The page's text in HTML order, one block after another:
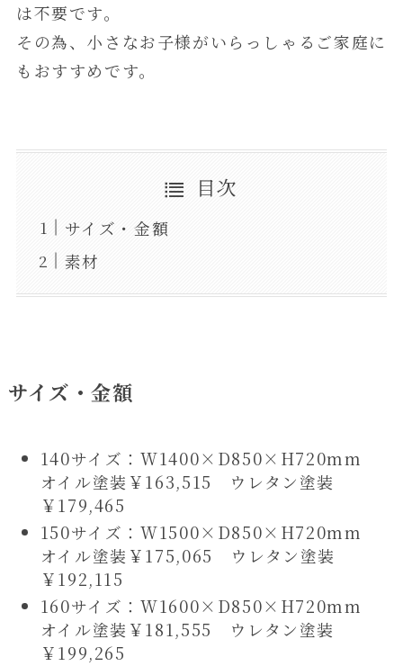
は不要です。
その為、小さなお子様がいらっしゃるご家庭に
もおすすめです。
目次
サイズ・金額
素材
サイズ・金額
140サイズ：W1400×D850×H720mm
オイル塗装￥163,515 ウレタン塗装
￥179,465
150サイズ：W1500×D850×H720mm
オイル塗装￥175,065 ウレタン塗装
￥192,115
160サイズ：W1600×D850×H720mm
オイル塗装￥181,555 ウレタン塗装
￥199,265